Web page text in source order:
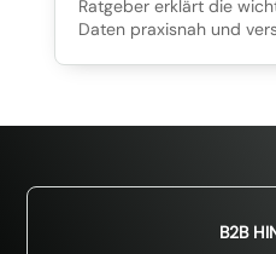
Ratgeber erklärt die
Daten praxisnah und
B2B